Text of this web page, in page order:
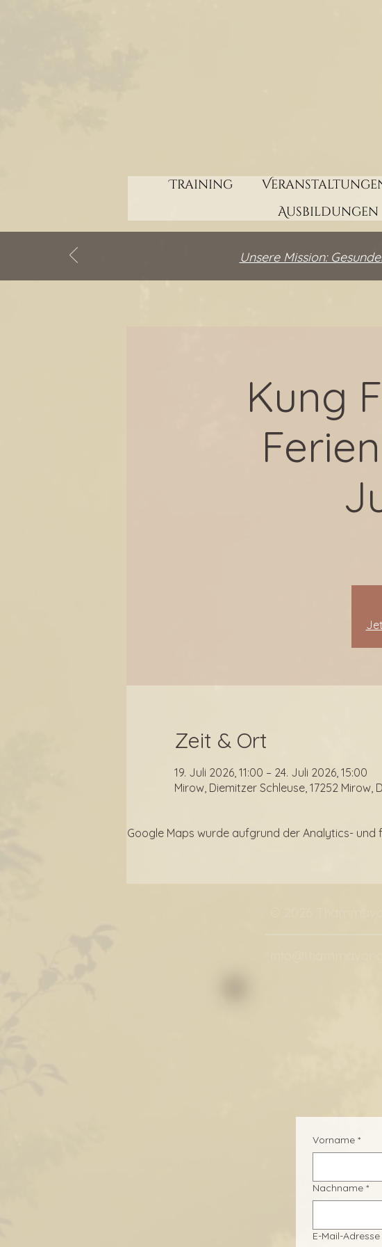
Training
Ausbildungen
Unsere Mission:
Kung
Zeit & Ort
19. Juli 2026, 11:00 – 24. Juli 2026, 15:00
Mirow, Diemitzer Schleuse, 17252 Mirow,
Google Maps wurde aufgrund der Analytics- und
Vorname *
Nachname *
E-Mail-Adresse